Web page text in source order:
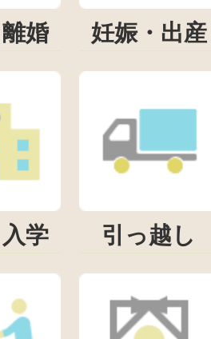
婚 妊娠・出産
学 引っ越し